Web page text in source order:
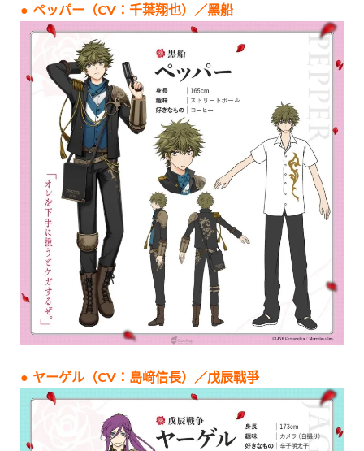
● ペッパー（CV：千葉翔也）／黑船
● ヤーゲル（CV：島﨑信長）／戊辰戰爭